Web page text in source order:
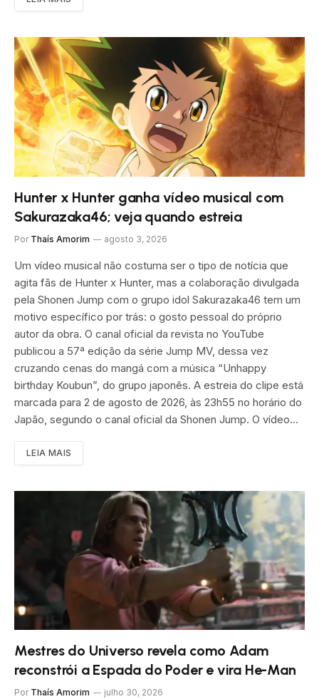
Hunter x Hunter ganha vídeo musical com
Sakurazaka46; veja quando estreia
Por Thaís Amorim agosto 3, 2026
Um vídeo musical não costuma ser o tipo de notícia que
agita fãs de Hunter x Hunter, mas a colaboração divulgada
pela Shonen Jump com o grupo idol Sakurazaka46 tem um
motivo específico por trás: o gosto pessoal do próprio
autor da obra. O canal oficial da revista no YouTube
publicou a 57ª edição da série Jump MV, dessa vez
cruzando cenas do mangá com a música “Unhappy
birthday Koubun”, do grupo japonês. A estreia do clipe está
marcada para 2 de agosto de 2026, às 23h55 no horário do
Japão, segundo o canal oficial da Shonen Jump. O vídeo…
LEIA MAIS
Mestres do Universo revela como Adam
reconstrói a Espada do Poder e vira He-Man
Por Thaís Amorim julho 30, 2026